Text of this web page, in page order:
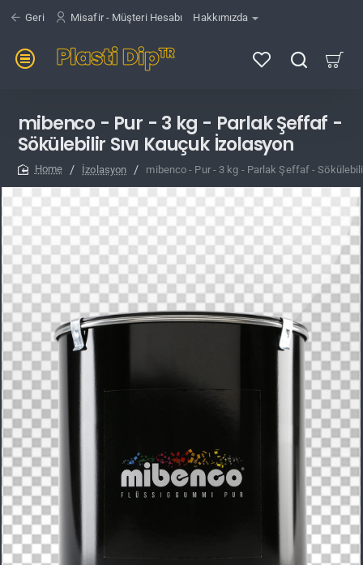
Geri Misafir - Müşteri Hesabı Hakkımızda
mibenco - Pur - 3 kg - Parlak Şeffaf -
Sökülebilir Sıvı Kauçuk İzolasyon
İzolasyon mibenco - Pur - 3 kg - Parlak Şeffaf -